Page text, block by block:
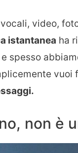
video,
istantanea ha
spesso
vuoi
non è